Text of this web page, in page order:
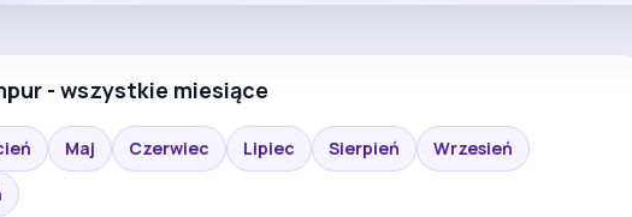
- wszystkie miesiące
Maj Czerwiec Lipiec Sierpień
Wrzesień